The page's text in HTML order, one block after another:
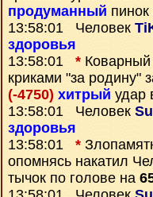
продуманный
13:58:01 Человек
здоровья
13:58:01 *
криками "за родину"
(-4750) хитрый удар
13:58:01 Человек
здоровья
13:58:01 *
опомнясь накатил
тычок по голове на